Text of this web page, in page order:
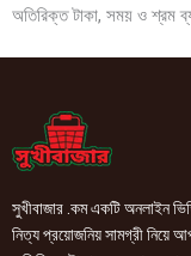
অতিরিক্ত টাকা, সময় ও শ্রম
সুখীবাজার .কম একটি অনলাইন
নিত্য প্রয়োজনিয় সামগ্রী নিয়ে